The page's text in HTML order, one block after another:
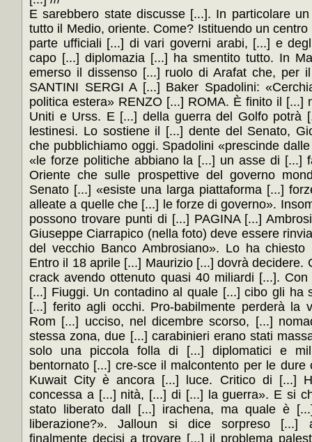
E sarebbero state discusse [...]. In particolare
tutto il Medio, oriente. Come? Istituendo un
parte ufficiali [...] di vari governi arabi, [...] e
capo [...] diplomazia [...] ha smentito tutto. In
emerso il dissenso [...] ruolo di Arafat che, per
SANTINI SERGI A [...] Baker Spadolini:
politica estera» RENZO [...] ROMA. È finito il [...]
Uniti e Urss. E [...] della guerra del Golfo potrà
lestinesi. Lo sostiene il [...] dente del Senato,
che pubblichiamo oggi. Spadolini «prescinde
«le forze politiche abbiano la [...] un asse di [...]
Oriente che sulle prospettive del governo
Senato [...] «esiste una larga piattaforma [...]
alleate a quelle che [...] le forze di governo».
possono trovare punti di [...] PAGINA [...]
Giuseppe Ciarrapico (nella foto) deve essere
del vecchio Banco Ambrosiano». Lo ha
Entro il 18 aprile [...] Maurizio [...] dovrà decidere.
crack avendo ottenuto quasi 40 miliardi [...].
[...] Fiuggi. Un contadino al quale [...] cibo gli ha
[...] ferito agli occhi. Pro-babilmente perderà la
Rom [...] ucciso, nel dicembre scorso, [...]
stessa zona, due [...] carabinieri erano stati
solo una piccola folla di [...] diplomatici e
bentornato [...] cre-sce il malcontento per le dure
Kuwait City è ancora [...] luce. Critico di [...]
concessa a [...] nità, [...] di [...] la guerra». E si
stato liberato dall [...] irachena, ma quale è
liberazione?». Jalloun si dice sorpreso [...]
finalmente decisi a trovare [...] il problema